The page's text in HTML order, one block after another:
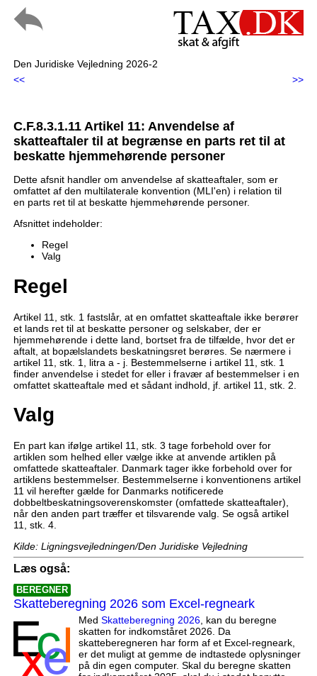
Den Juridiske Vejledning 2026-2
<<
>>
C.F.8.3.1.11 Artikel 11: Anvendelse af
skatteaftaler til at begrænse en parts ret til at
beskatte hjemmehørende personer
Dette afsnit handler om anvendelse af skatteaftaler, som er
omfattet af den multilaterale konvention (MLI'en) i relation til
en parts ret til at beskatte hjemmehørende personer.
Afsnittet indeholder:
Regel
Valg
Regel
Artikel 11, stk. 1 fastslår, at en omfattet skatteaftale ikke berører
et lands ret til at beskatte personer og selskaber, der er
hjemmehørende i dette land, bortset fra de tilfælde, hvor det er
aftalt, at bopælslandets beskatningsret berøres. Se nærmere i
artikel 11, stk. 1, litra a - j. Bestemmelserne i artikel 11, stk. 1
finder anvendelse i stedet for eller i fravær af bestemmelser i en
omfattet skatteaftale med et sådant indhold, jf. artikel 11, stk. 2.
Valg
En part kan ifølge artikel 11, stk. 3 tage forbehold over for
artiklen som helhed eller vælge ikke at anvende artiklen på
omfattede skatteaftaler. Danmark tager ikke forbehold over for
artiklens bestemmelser. Bestemmelserne i konventionens artikel
11 vil herefter gælde for Danmarks notificerede
dobbeltbeskatningsoverenskomster (omfattede skatteaftaler),
når den anden part træffer et tilsvarende valg. Se også artikel
11, stk. 4.
Kilde: Ligningsvejledningen/Den Juridiske Vejledning
Læs også:
BEREGNER
Skatteberegning 2026 som Excel-regneark
Med Skatteberegning 2026, kan du beregne
skatten for indkomståret 2026. Da
skatteberegneren har form af et Excel-regneark,
er det muligt at gemme de indtastede oplysninger
på din egen computer. Skal du beregne skatten